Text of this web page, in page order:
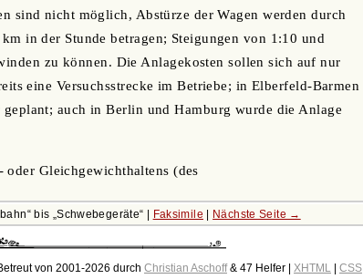
sind nicht möglich, Abstürze der Wagen werden durch
in der Stunde betragen; Steigungen von 1:10 und
zu können. Die Anlagekosten sollen sich auf nur
eine Versuchsstrecke im Betriebe; in Elberfeld-Barmen
auch in Berlin und Hamburg wurde die Anlage
oder Gleichgewichthaltens (des
bis Schwebegeräte Faksimile Nächste Seite →
von 2001-2026 durch Christian Aschoff& 47 Helfer | XHTML| CSS